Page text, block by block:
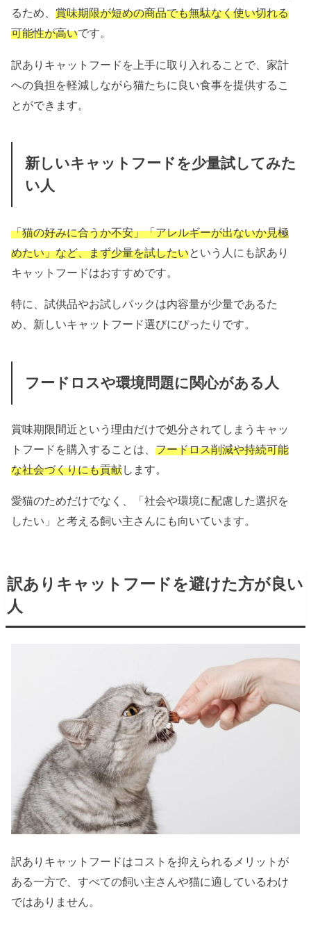
るため、賞味期限が短めの商品でも無駄なく使い切れる
可能性が高いです。
訳ありキャットフードを上手に取り入れることで、家計
への負担を軽減しながら猫たちに良い食事を提供するこ
とができます。
新しいキャットフードを少量試してみた
い人
「猫の好みに合うか不安」「アレルギーが出ないか見極
めたい」など、まず少量を試したいという人にも訳あり
キャットフードはおすすめです。
特に、試供品やお試しパックは内容量が少量であるた
め、新しいキャットフード選びにぴったりです。
フードロスや環境問題に関心がある人
賞味期限間近という理由だけで処分されてしまうキャッ
トフードを購入することは、フードロス削減や持続可能
な社会づくりにも貢献します。
愛猫のためだけでなく、「社会や環境に配慮した選択を
したい」と考える飼い主さんにも向いています。
訳ありキャットフードを避けた方が良い
人
訳ありキャットフードはコストを抑えられるメリットが
ある一方で、すべての飼い主さんや猫に適しているわけ
ではありません。